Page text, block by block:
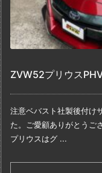
ZVW52プリウス
注意ベバスト社製後付け
た。
ご愛顧ありがとうご
プリウスはグ ...